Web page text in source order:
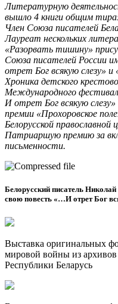
Литературную
вышло 4 книги общим
Член Союза писателей
Лауреат нескольких
«Разорвать тишину»
Союза писателей России
отрет Бог всякую слезу»
Хроника детского
Международного
И отрет Бог всякую
премии «Прохоровское
Белорусской православной
Патриаршую премию за
письменности.
Белорусский писатель
свою повесть «…И отрет Бог
Выставка оригинальных
мировой войны из
Республики Беларусь